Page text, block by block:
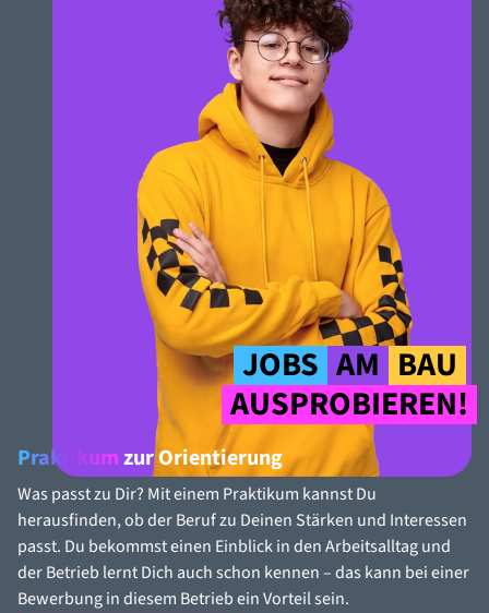
JOBS AM BAU
AUSPROBIEREN!
Praktikumzur Orientierung
Was passt zu Dir? Mit einem Praktikum kannst Du
herausfinden, ob der Beruf zu Deinen Stärken und Interessen
passt. Du bekommst einen Einblick in den Arbeitsalltag und
der Betrieb lernt Dich auch schon kennen – das kann bei einer
Bewerbung in diesem Betrieb ein Vorteil sein.